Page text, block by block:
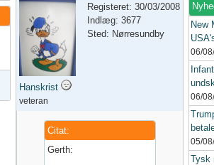
Hanskrist
veteran
Registeret: 30/03/2008
Indlæg: 3677
Sted: Nørresundby
Citat:
Gerth:
New
06/
06/
05/
Tysk